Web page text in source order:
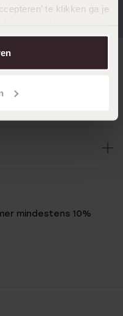
te klikken ga je
onscookiebeleid.
reviews)
mindestens 10%